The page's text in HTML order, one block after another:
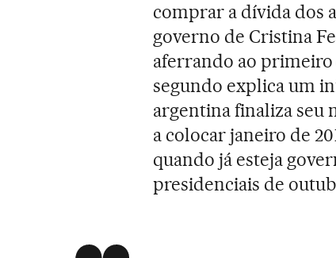
comprar a dívida dos
governo de Cristina
aferrando ao primeiro
segundo explica um
argentina finaliza seu
a colocar janeiro de
quando já esteja
presidenciais de